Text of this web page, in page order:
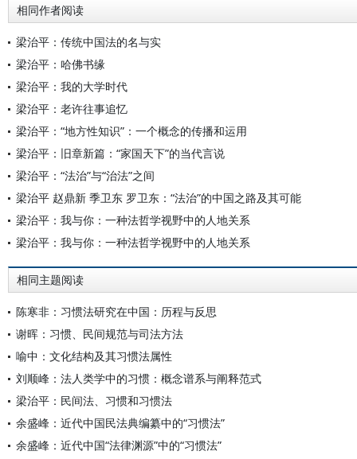
相同作者阅读
梁治平：传统中国法的名与实
梁治平：哈佛书缘
梁治平：我的大学时代
梁治平：老许往事追忆
梁治平：“地方性知识”：一个概念的传播和运用
梁治平：旧章新篇：“家国天下”的当代言说
梁治平：“法治”与“治法”之间
梁治平 赵鼎新 季卫东 罗卫东：“法治”的中国之路及其可能
梁治平：我与你：一种法哲学视野中的人地关系
梁治平：我与你：一种法哲学视野中的人地关系
相同主题阅读
陈寒非：习惯法研究在中国：历程与反思
谢晖：习惯、民间规范与司法方法
喻中：文化结构及其习惯法属性
刘顺峰：法人类学中的习惯：概念谱系与阐释范式
梁治平：民间法、习惯和习惯法
余盛峰：近代中国民法典编纂中的“习惯法”
余盛峰：近代中国“法律渊源”中的“习惯法”